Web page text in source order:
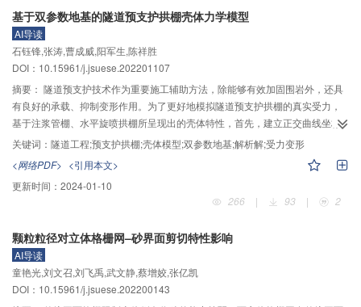
地模拟河床冲淤厚度变化过程。黄河下游3个河段滩岸变形程度差异较大，游荡
段滩岸变形幅度远大于过渡段与弯曲段，过渡段与弯曲段变形幅度相差不大；3
个河段滩岸崩退幅度均大于淤长幅度，体现出下游河床呈现展宽的趋势；黄河
下游滩岸崩退与淤长会对河床冲淤产生重要影响，其中游荡段滩岸变形对于河
床冲淤影响较大，而过渡段及弯曲段的河床变形主要表现为水沙不平衡输移引
起的床面冲淤。
基于双参数地基的隧道预支护拱棚壳体力学模型
AI导读
石钰锋,张涛,曹成威,阳军生,陈祥胜
DOI：10.15961/j.jsuese.202201107
摘要： 隧道预支护技术作为重要施工辅助方法，除能够有效加固围岩外，还具
有良好的承载、抑制变形作用。为了更好地模拟隧道预支护拱棚的真实受力，
基于注浆管棚、水平旋喷拱棚所呈现出的壳体特性，首先，建立正交曲线坐标
系，通过位移函数求解控制方程；然后，引入Pasternak地基模型，建立
Pasternak双参数地基的拱棚壳体力学模型；最后，推导出拱棚挠度、内力、地
基反力的解析解表达式。将所提模型进行案例计算和数值验证，再对预支护拱
棚的变形、横纵向受力及地基接触反力进行分析，探讨了拱棚设计参数对旋喷
拱棚变形的影响。与既有文献的分析方法对比表明，所提模型考虑了岩土体的
受力状态；解析法和数值法得出的整体挠度曲线均呈勺形分布，结果吻合程度
较好。力学分析表明：纵向上，拱棚能很好地调整压力分布，一定程度上使内
部围岩处于免压状态；以开挖面为界，拱棚纵向弯矩、剪力的影响范围约为5倍
开挖进尺。横向上，拱脚处剪应力起主导作用，拱顶处主要由正应力主导且容
关键词： 隧道工程;预支护拱棚;壳体模型;双参数地基;解析解;受力变形
<网络PDF> <引用本文>
更新时间： 2024-01-10
266
| 93 | 2
颗粒粒径对立体格栅网–砂界面剪切特性影响
AI导读
童艳光,刘文召,刘飞禹,武文静,蔡增姣,张亿凯
DOI：10.15961/j.jsuese.202200143